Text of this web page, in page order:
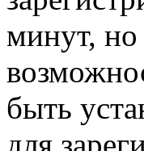
минут, но
быть